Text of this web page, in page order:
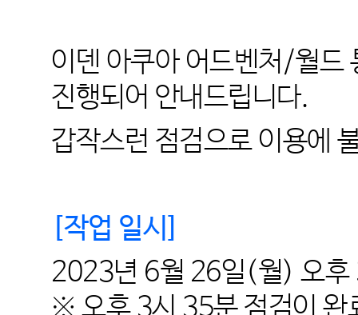
이덴 아쿠아 어드벤처 /월드
진행되어 안내드립니다.
갑작스런 점검으로 이용에
작업 일시
2023년 6월 26일(월)오후
※ 오후3시 35분 점검이 완